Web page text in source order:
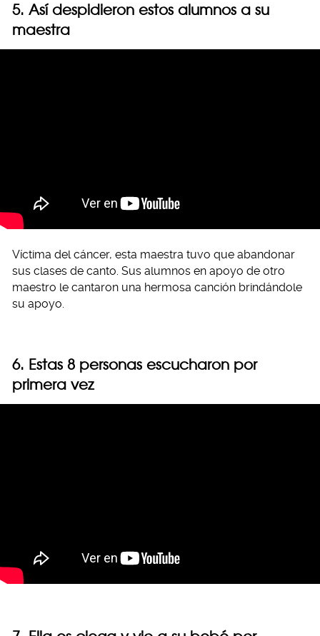
5. Así despidieron estos alumnos a su
maestra
Víctima del cáncer, esta maestra tuvo que abandonar
sus clases de canto. Sus alumnos en apoyo de otro
maestro le cantaron una hermosa canción brindándole
su apoyo.
6. Estas 8 personas escucharon por
primera vez